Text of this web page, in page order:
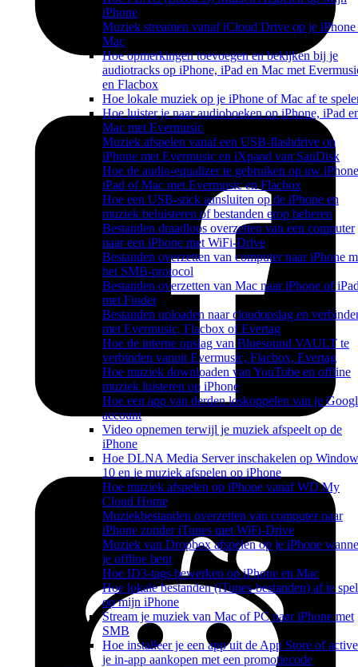
iPhone
Muziek streamen vanaf iCloud Drive op je
Mac
Hoe opmerkingen toevoegen en bekijken bij je
audiotracks op iPhone, iPad en Mac met
en Flacbox
Hoe lokale muziek op je iPhone of Mac af te
Hoe luister je naar audioboeken op iPhone, iPad
Mac met Evermusic
Muziek afspelen vanaf een USB-flashdrive op
iPhone met Evermusic en iXpand van SanDisk
Hoe de audio-equalizer te gebruiken op uw
iPad of Mac met Evermusic en Flacbox
Hoe een USB-stick aansluiten op de iPhone en
muziek beluisteren of bestanden erop beheren
Bestanden draadloos overzetten van een computer
naar een iPhone met WiFi-Drive
Bestanden overzetten van computer naar iPhone
het SMB-protocol
Bestanden overzetten van Mac naar iPhone of
met Finder
Bestanden uploaden naar cloudopslag en
met Evermusic, Flacbox of Evertag
Hoe de interne opslag van Bluesound VAULT te
verbinden vanuit Evermusic, Flacbox, Evertag
Hoe muziek downloaden van YouTube en offline
muziek luisteren op iPhone
Hoe een app van derden loskoppelen van je
account
Video opnemen terwijl je muziek afspeelt op de
iPhone
Hoe DLNA Media Server inschakelen op
10 en je muziek afspelen op iPhone
Hoe muziek afspelen op iPhone vanaf WD My
Cloud Home
Muziekbestanden overzetten van computer naar
iPhone zonder iTunes met WiFi-Drive
Muziek van Dropbox afspelen op je iPhone
je offline bent
Hoe ID3-tags bewerken op iPhone en Mac
Hoe lokale bestanden (iTunes-bestanden) af te
op mijn iPhone
Stream je muziek van Mac of PC naar iPhone met
SMB
Hoe installeer je een app uit de App Store of
je in-app aankopen met een promotiecode